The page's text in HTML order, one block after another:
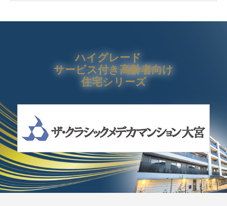
ハイグレード
サービス付き高齢者向け
住宅シリーズ